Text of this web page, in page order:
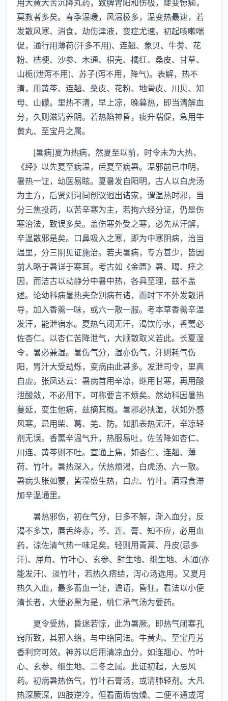
莫救者多矣。春季温暖，风温极多，温变热最速，若
发散风寒、消食，劫伤津液，变症尤速。初起咳嗽喘
促，通行用薄荷(汗多不用)、连翘、象贝、牛蒡、花
粉、桔梗、沙参、木通、枳壳、橘红、桑皮、甘草、
山栀(泄泻不用)、苏子(泻不用，降气)。表解，热不
清，用黄芩、连翘、桑皮、花粉、地骨皮、川贝、知
母、山礞。里热不清，早上凉，晚暮热，即当清解血
分，久则滋清养阴。若热陷神昏，痰升喘促，急用牛
黄丸、至宝丹之属。
[暑病]夏为热病，然夏至以前，时令未为大热，
《经》以先夏至病温，后夏至病暑。温邪前已申明，
暑热一证，幼医易眩。夏暑发自阳明，古人以白虎汤
为主方，后贤刘河间创议迥出诸家，谓温热时邪，当
分三焦投药，以苦辛寒为主，若拘六经分证，仍是伤
寒治法，致误多矣。盖伤寒外受之寒，必先从汗解，
辛温散邪是矣。口鼻吸入之寒，即为中寒阴病，治当
温里，分三阴见证施治。若夫暑病，专方甚少，皆因
前人略于暑详于寒耳。考古如《金匮》暑、暍、痉之
因，而洁古以动静分中暑中热，各具至理，兹不盖
述。论幼科病暑热夹杂别病有诸，而时下不外发散消
导，加入香薷一味，或六一散一服。考本草香薷辛温
发汗，能泄宿水。夏热气闭无汗，渴饮停水，香薷必
佐杏仁。以杏仁苦降泄气，大顺散取义若此。长夏湿
令，暑必兼湿。暑伤气分，湿亦伤气，汗则耗气伤
阳，胃汁大受劫烁，变病由此甚多。发泄司令，里真
自虚。张凤达云：暑病首用辛凉，继用甘寒，再用酸
泄酸敛，不必用下，可称要言不烦矣。然幼科因暑热
蔓延，变生他病，兹摘其概。暑邪必挟湿，状如外感
风寒。忌用柴、葛、羌、防。如肌表热无汗，辛凉轻
剂无误。香薷辛温气升，热服易吐，佐苦降如杏仁、
川连、黄芩则不吐。宣通上焦，如杏仁、连翘、薄
荷、竹叶。暑热深入，伏热烦渴，白虎汤、六一散。
暑病头胀如蒙，皆湿盛生热，白虎、竹叶。酒湿食滞
加辛温通里。
暑热邪伤，初在气分，日多不解，渐入血分，反
渴不多饮，唇舌绛赤，芩、连、膏、知不应，必用血
药，谅佐清气热一味足矣。轻则用青蒿、丹皮(忌多
汗)、犀角、竹叶心、玄参、鲜生地、细生地、木通(亦
能发汗)、淡竹叶，若热久痞结，泻心汤选用。又夏月
热久入血，最多蓄血一证，谵语，昏狂。看法以小便
清长者，大便必黑为是，桃仁承气汤为要药。
夏令受热，昏迷若惊，此为暑厥。即热气闭塞孔
窍所致，其邪入络，与中络同法。牛黄丸、至宝丹芳
香利窍可效。神苏以后用清凉血分，如连翘心、竹叶
心、玄参、细生地、二冬之属。此证初起，大忌风
药。初病暑热伤气，竹叶石膏汤，或清肺轻剂。大凡
热深厥深，四肢逆冷，但看面垢齿燥、二便不通或泻